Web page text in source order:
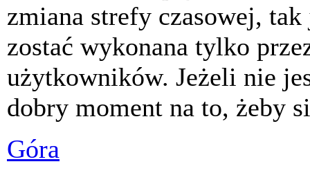
zmiana strefy czasowej,
zostać wykonana tylko
użytkowników. Jeżeli nie
dobry moment na to, żeby
Góra